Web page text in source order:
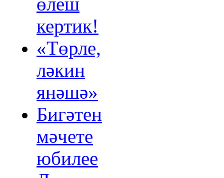
өлеш
кертик!
«Төрле,
ләкин
янәшә»
Бигәтен
мәчете
юбилее